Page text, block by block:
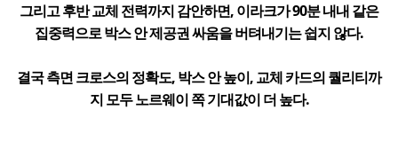
그리고 후반 교체 전력까지 감안하면, 이라크가 90분 내내 같은
집중력으로 박스 안 제공권 싸움을 버텨내기는 쉽지 않다.
결국 측면 크로스의 정확도, 박스 안 높이, 교체 카드의 퀄리티까
지 모두 노르웨이 쪽 기대값이 더 높다.